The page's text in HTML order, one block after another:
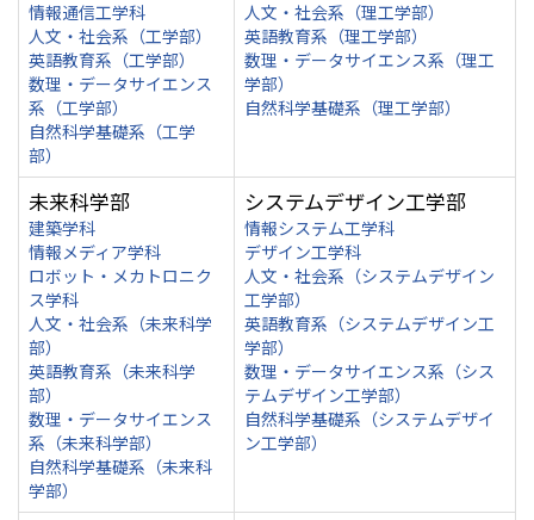
情報通信工学科
人文・社会系（工学部）
英語教育系（工学部）
数理・データサイエンス
系（工学部）
自然科学基礎系（工学
部）
人文・社会系（理工学部）
英語教育系（理工学部）
数理・データサイエンス系（理工
学部）
自然科学基礎系（理工学部）
未来科学部
建築学科
情報メディア学科
ロボット・メカトロニク
ス学科
人文・社会系（未来科学
部）
英語教育系（未来科学
部）
数理・データサイエンス
系（未来科学部）
自然科学基礎系（未来科
学部）
システムデザイン工学部
情報システム工学科
デザイン工学科
人文・社会系（システムデザイン
工学部）
英語教育系（システムデザイン工
学部）
数理・データサイエンス系（シス
テムデザイン工学部）
自然科学基礎系（システムデザイ
ン工学部）